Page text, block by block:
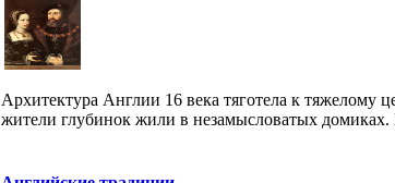
Архитектура Англии 16 века тяготела к тяжелому
жители глубинок жили в незамысловатых